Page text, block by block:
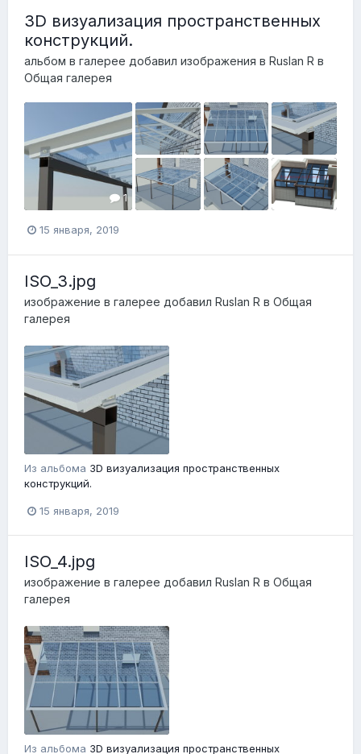
3D визуализация пространственных
конструкций.
альбом в галерее добавил изображения в Ruslan R в
Общая галерея
1
15 января, 2019
ISO_3.jpg
изображение в галерее добавил Ruslan R в Общая
галерея
Из альбома 3D визуализация пространственных
конструкций.
15 января, 2019
ISO_4.jpg
изображение в галерее добавил Ruslan R в Общая
галерея
Из альбома 3D визуализация пространственных